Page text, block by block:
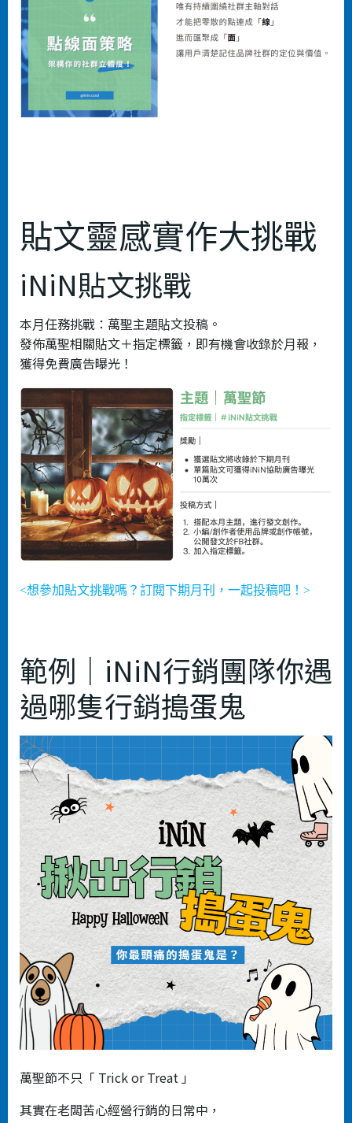
貼文靈感實作大挑戰
iNiN貼文挑戰
本⽉任務挑戰：萬聖主題貼⽂投稿。
發佈萬聖相關貼⽂＋指定標籤，即有機會收錄於⽉報，
獲得免費廣告曝光！
<想參加貼文挑戰嗎？訂閱下期月刊，一起投稿吧！>
範例｜iNiN⾏銷團隊你遇
過哪隻⾏銷搗蛋⻤
萬聖節不只「 Trick or Treat 」
其實在⽼闆苦⼼經營⾏銷的⽇常中，